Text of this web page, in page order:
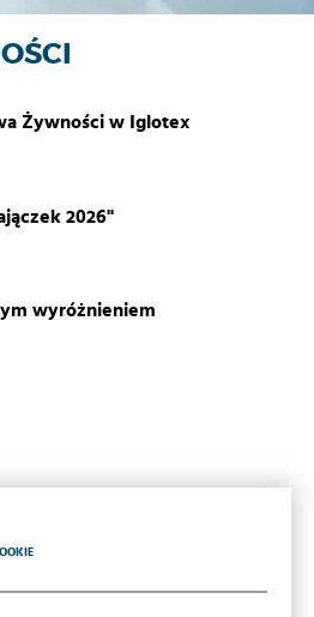
Żywności w Iglotex
2026"
wyróżnieniem